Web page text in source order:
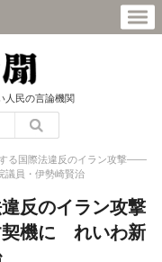
人民の言論機関
る国際法違反のイラン攻撃――
議員・伊勢崎賢治
反のイラン攻撃
機に れいわ新